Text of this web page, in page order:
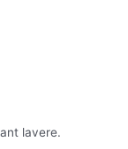
lavere.